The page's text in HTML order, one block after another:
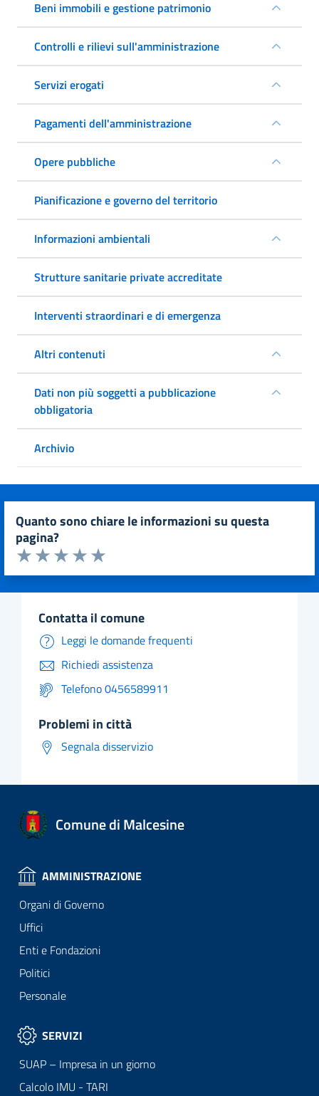
Beni immobili e gestione patrimonio
Controlli e rilievi sull'amministrazione
Servizi erogati
Pagamenti dell'amministrazione
Opere pubbliche
Pianificazione e governo del territorio
Informazioni ambientali
Strutture sanitarie private accreditate
Interventi straordinari e di emergenza
Altri contenuti
Dati non più soggetti a pubblicazione
obbligatoria
Archivio
quanto sono chiare le informazioni su questa
pagina?
Valuta da 1 a 5 stelle la pagina
Valuta 5 stelle su 5
Valuta 4 stelle su 5
Valuta 3 stelle su 5
Valuta 2 stelle su 5
Valuta 1 stelle su 5
contatta il comune
Leggi le domande frequenti
Richiedi assistenza
Telefono 0456589911
problemi in città
Segnala disservizio
Comune di Malcesine
AMMINISTRAZIONE
Organi di Governo
Uffici
Enti e Fondazioni
Politici
Personale
SERVIZI
SUAP – Impresa in un giorno
Calcolo IMU - TARI